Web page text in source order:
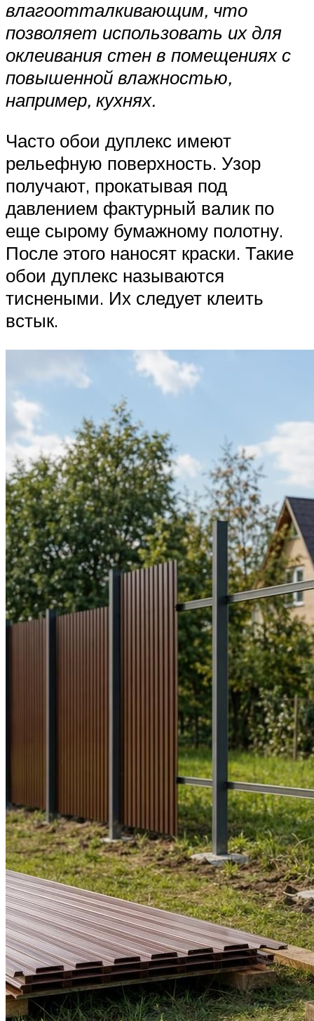
влагоотталкивающим, что
позволяет использовать их для
оклеивания стен в помещениях с
повышенной влажностью,
например, кухнях.
Часто обои дуплекс имеют
рельефную поверхность. Узор
получают, прокатывая под
давлением фактурный валик по
еще сырому бумажному полотну.
После этого наносят краски. Такие
обои дуплекс называются
тиснеными. Их следует клеить
встык.